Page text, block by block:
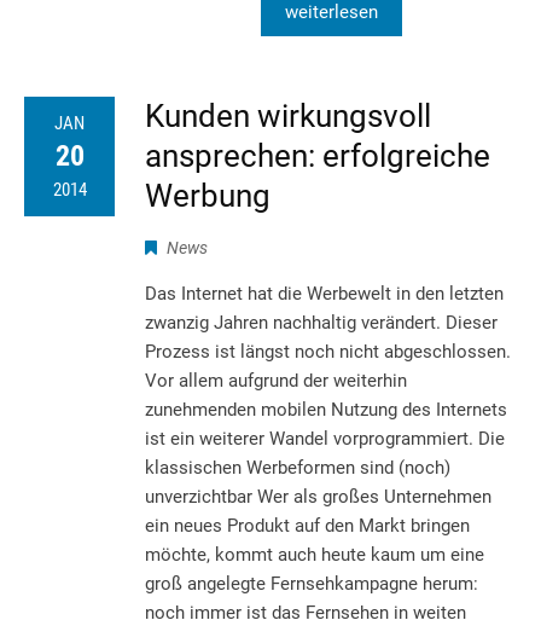
weiterlesen
JAN
20
2014
Kunden wirkungsvoll
ansprechen: erfolgreiche
Werbung
News
Das Internet hat die Werbewelt in den letzten
zwanzig Jahren nachhaltig verändert. Dieser
Prozess ist längst noch nicht abgeschlossen.
Vor allem aufgrund der weiterhin
zunehmenden mobilen Nutzung des Internets
ist ein weiterer Wandel vorprogrammiert. Die
klassischen Werbeformen sind (noch)
unverzichtbar Wer als großes Unternehmen
ein neues Produkt auf den Markt bringen
möchte, kommt auch heute kaum um eine
groß angelegte Fernsehkampagne herum:
noch immer ist das Fernsehen in weiten